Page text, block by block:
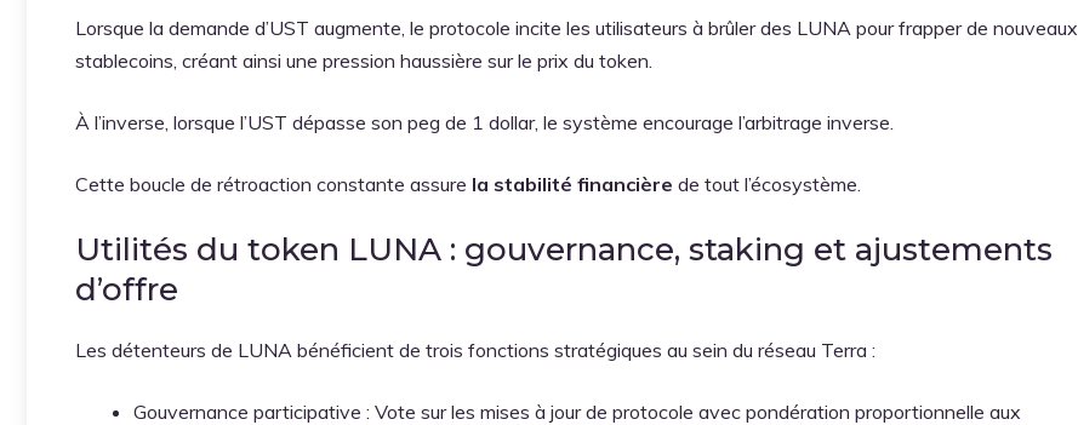
Lorsque la demande d’UST augmente, le protocole incite les utilisateurs à brûler des LUNA pour frapper de nouveaux
stablecoins, créant ainsi une pression haussière sur le prix du token.
À l’inverse, lorsque l’UST dépasse son peg de 1 dollar, le système encourage l’arbitrage inverse.
Cette boucle de rétroaction constante assure la stabilité financière de tout l’écosystème.
Utilités du token LUNA : gouvernance, staking et ajustements
d’offre
Les détenteurs de LUNA bénéficient de trois fonctions stratégiques au sein du réseau Terra :
Gouvernance participative : Vote sur les mises à jour de protocole avec pondération proportionnelle aux